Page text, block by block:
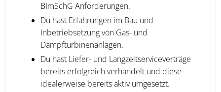
BImSchG Anforderungen.
Du hast Erfahrungen im Bau und
Inbetriebsetzung von Gas- und
Dampfturbinenanlagen.
Du hast Liefer- und Langzeitserviceverträge
bereits erfolgreich verhandelt und diese
idealerweise bereits aktiv umgesetzt.